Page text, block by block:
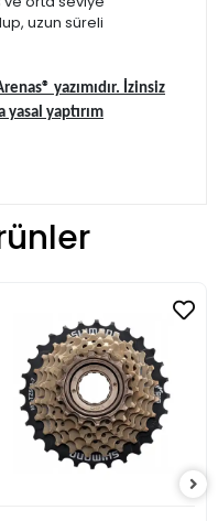
uzun süreli
yazımıdır. İzinsiz
yaptırım